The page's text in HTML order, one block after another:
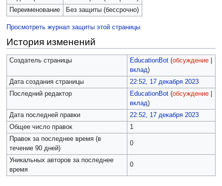
Переименование
Без защиты (бессрочно)
Просмотреть журнал защиты этой страницы
История изменений
Создатель страницы EducationBot (обсуждение|
вклад)
Дата создания страницы
22:52, 17 декабря 2023
Последний редактор
EducationBot (обсуждение|
вклад)
Дата последней правки
22:52, 17 декабря 2023
Общее число правок
1
Правок за последнее время (в
течение 90 дней)
0
Уникальных авторов за последнее
время
0